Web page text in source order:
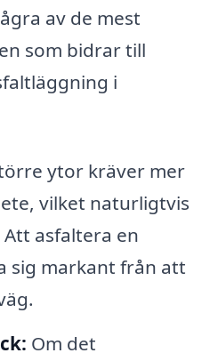
av de mest
som bidrar till
i
ytor kräver mer
vilket naturligtvis
asfaltera en
sig markant från att
Om det